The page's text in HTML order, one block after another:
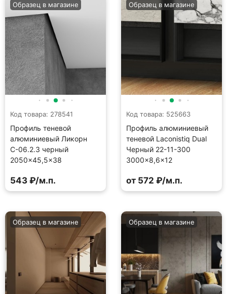
Код товара: 278541
Профиль теневой
алюминиевый Ликорн
С-06.2.3 черный
2050×45,5×38
Образец в магазине
543 ₽/м.п.
Код товара: 525663
Профиль алюминиевый
теневой Laconistiq Dual
Черный 22-11-300
3000×8,6×12
Образец в магазине
от 572 ₽/м.п.
Образец в магазине Образец в магазине